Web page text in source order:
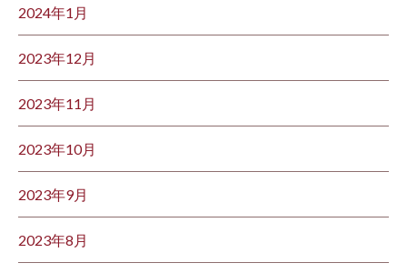
2024年1月
2023年12月
2023年11月
2023年10月
2023年9月
2023年8月